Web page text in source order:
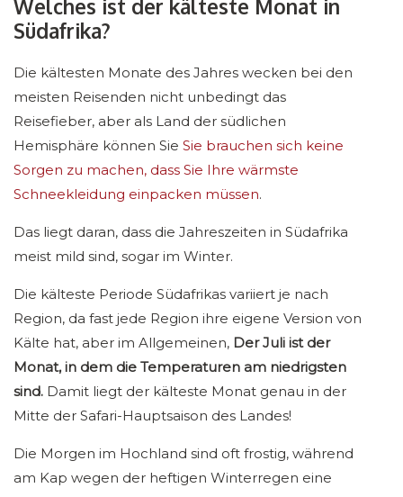
Welches ist der kälteste Monat in
Südafrika?
Die kältesten Monate des Jahres wecken bei den
meisten Reisenden nicht unbedingt das
Reisefieber, aber als Land der südlichen
Hemisphäre können Sie Sie brauchen sich keine
Sorgen zu machen, dass Sie Ihre wärmste
Schneekleidung einpacken müssen.
Das liegt daran, dass die Jahreszeiten in Südafrika
meist mild sind, sogar im Winter.
Die kälteste Periode Südafrikas variiert je nach
Region, da fast jede Region ihre eigene Version von
Kälte hat, aber im Allgemeinen, Der Juli ist der
Monat, in dem die Temperaturen am niedrigsten
sind. Damit liegt der kälteste Monat genau in der
Mitte der Safari-Hauptsaison des Landes!
Die Morgen im Hochland sind oft frostig, während
am Kap wegen der heftigen Winterregen eine